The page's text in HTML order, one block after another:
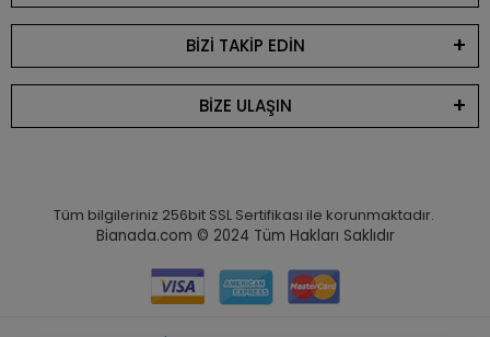
BİZİ TAKİP EDİN
BİZE ULAŞIN
Tüm bilgileriniz 256bit SSL Sertifikası ile korunmaktadır.
Bianada.com © 2024 Tüm Hakları Saklıdır